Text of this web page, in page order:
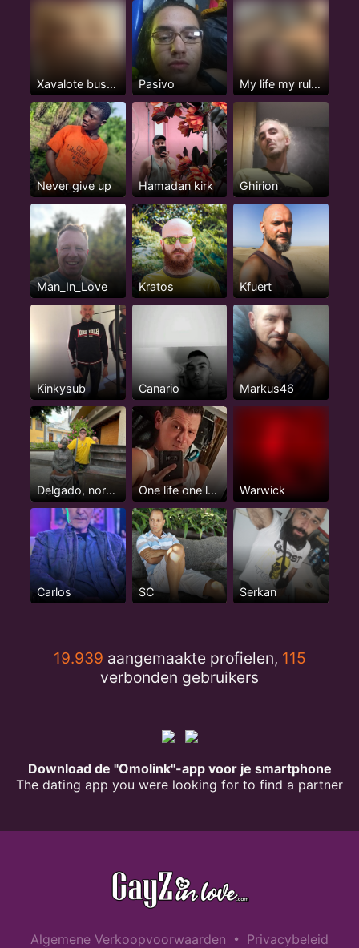
Xavalote buscando que me la coman Pasivo My life my rule my happiness
Never give up Hamadan kirk Ghirion
Man_In_Love Kratos Kfuert
Kinkysub Canario Markus46
Delgado, normal One life one love? Warwick
Carlos SC Serkan
19.939 aangemaakte profielen, 115
verbonden gebruikers
Download de "Omolink"-app voor je smartphone
The dating app you were looking for to find a partner
Algemene Verkoopvoorwaarden • Privacybeleid